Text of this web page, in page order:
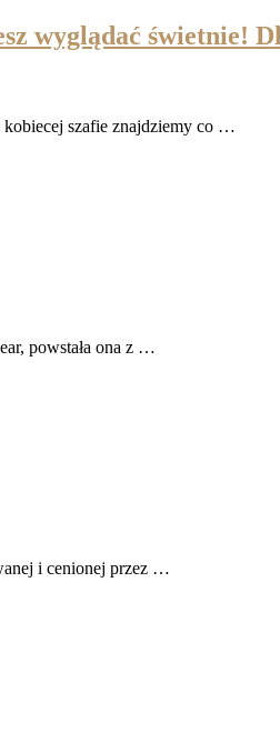
wyglądać świetnie!
kobiecej szafie znajdziemy co …
powstała ona z …
i cenionej przez …